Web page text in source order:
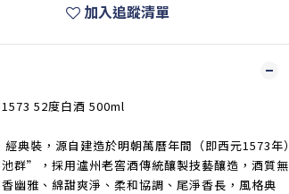
加入追蹤清單
52度白酒 500ml
典裝，源自建造於明朝萬曆年間（即西元1573年）
群”，採用瀘州老窖酒傳統釀製技藝釀造，酒質無
幽雅、綿甜爽淨、柔和協調、尾淨香長，風格典